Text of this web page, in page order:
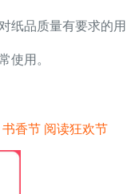
纸品质量有要求的用
使用。
香节 阅读狂欢节